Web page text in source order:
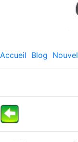
Accueil Blog